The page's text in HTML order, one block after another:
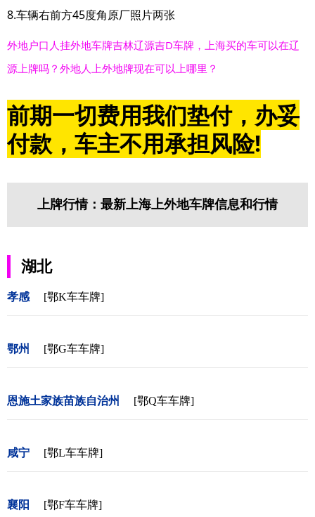
8.车辆右前方45度角原厂照片两张
外地户口人挂外地车牌吉林辽源吉D车牌，上海买的车可以在辽
源上牌吗？外地人上外地牌现在可以上哪里？
前期一切费用我们垫付，办妥
付款，车主不用承担风险!
上牌行情：最新上海上外地车牌信息和行情
湖北
孝感 [鄂K车车牌]
鄂州 [鄂G车车牌]
恩施土家族苗族自治州 [鄂Q车车牌]
咸宁 [鄂L车车牌]
襄阳 [鄂F车车牌]